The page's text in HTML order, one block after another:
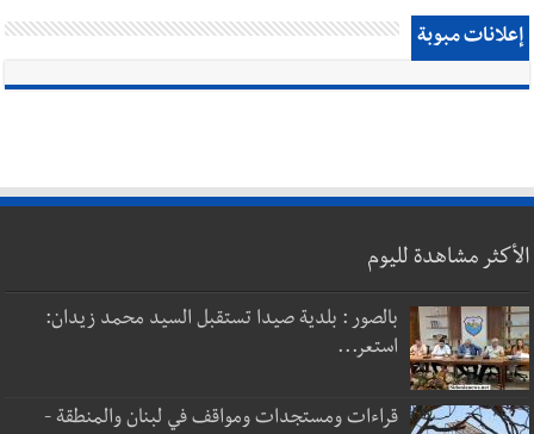
إعلانات مبوبة
الأكثر مشاهدة لليوم
بالصور : بلدية صيدا تستقبل السيد محمد زيدان:
استعر...
قراءات ومستجدات ومواقف في لبنان والمنطقة -